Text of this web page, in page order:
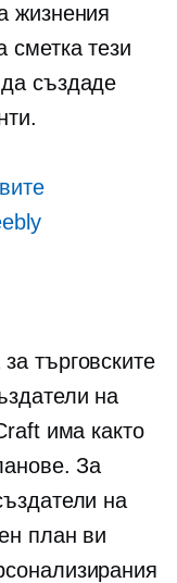
жизнения
сметка тези
създаде
търговските
на
има както
За
на
план ви